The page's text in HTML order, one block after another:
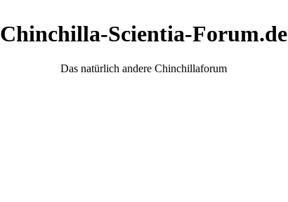
Chinchilla-Scientia-Forum.de
Das natürlich andere Chinchillaforum